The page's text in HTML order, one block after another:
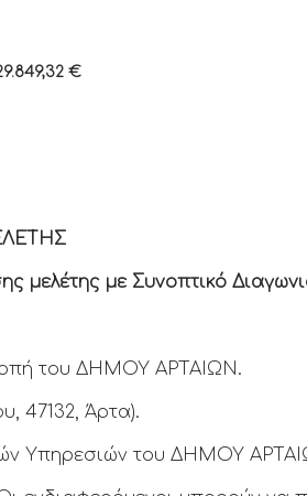
€
μελέτης με Συνοπτικό
του ΔΗΜΟΥ ΑΡΤΑΙΩΝ.
47132, Άρτα).
Υπηρεσιών του ΔΗΜΟΥ